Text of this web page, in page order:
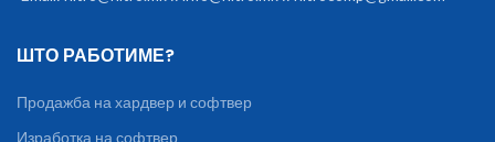
ШТО РАБОТИМЕ?
Продажба на хардвер и софтвер
Изработка на софтвер